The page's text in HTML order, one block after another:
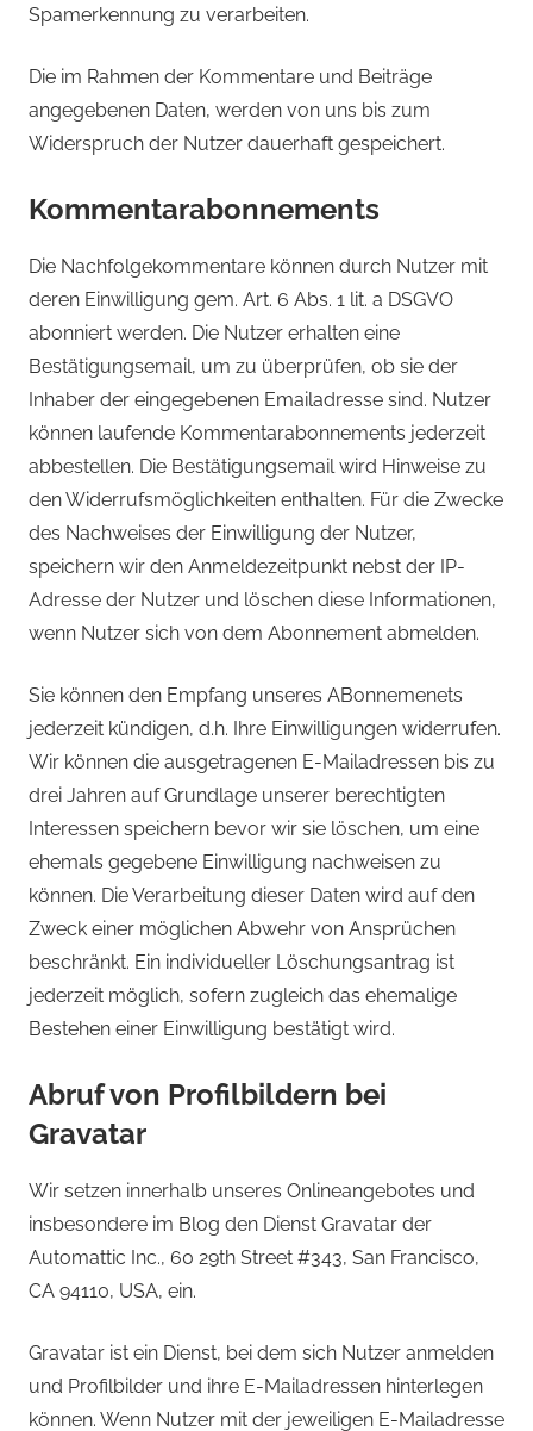
Spamerkennung zu verarbeiten.
Die im Rahmen der Kommentare und Beiträge
angegebenen Daten, werden von uns bis zum
Widerspruch der Nutzer dauerhaft gespeichert.
Kommentarabonnements
Die Nachfolgekommentare können durch Nutzer mit
deren Einwilligung gem. Art. 6 Abs. 1 lit. a DSGVO
abonniert werden. Die Nutzer erhalten eine
Bestätigungsemail, um zu überprüfen, ob sie der
Inhaber der eingegebenen Emailadresse sind. Nutzer
können laufende Kommentarabonnements jederzeit
abbestellen. Die Bestätigungsemail wird Hinweise zu
den Widerrufsmöglichkeiten enthalten. Für die Zwecke
des Nachweises der Einwilligung der Nutzer,
speichern wir den Anmeldezeitpunkt nebst der IP-
Adresse der Nutzer und löschen diese Informationen,
wenn Nutzer sich von dem Abonnement abmelden.
Sie können den Empfang unseres ABonnemenets
jederzeit kündigen, d.h. Ihre Einwilligungen widerrufen.
Wir können die ausgetragenen E-Mailadressen bis zu
drei Jahren auf Grundlage unserer berechtigten
Interessen speichern bevor wir sie löschen, um eine
ehemals gegebene Einwilligung nachweisen zu
können. Die Verarbeitung dieser Daten wird auf den
Zweck einer möglichen Abwehr von Ansprüchen
beschränkt. Ein individueller Löschungsantrag ist
jederzeit möglich, sofern zugleich das ehemalige
Bestehen einer Einwilligung bestätigt wird.
Abruf von Profilbildern bei
Gravatar
Wir setzen innerhalb unseres Onlineangebotes und
insbesondere im Blog den Dienst Gravatar der
Automattic Inc., 60 29th Street #343, San Francisco,
CA 94110, USA, ein.
Gravatar ist ein Dienst, bei dem sich Nutzer anmelden
und Profilbilder und ihre E-Mailadressen hinterlegen
können. Wenn Nutzer mit der jeweiligen E-Mailadresse